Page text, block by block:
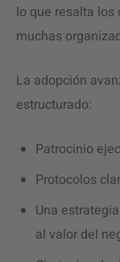
lo que resalta los
muchas
La adopción
estructurado:
Patrocinio
Protocolos
Una
al valor del